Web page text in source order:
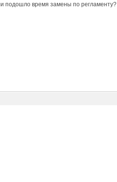
подошло время замены по регламенту?